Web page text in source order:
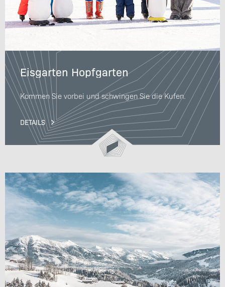
Eisgarten Hopfgarten
Kommen Sie vorbei und schwingen Sie die Kufen.
DETAILS